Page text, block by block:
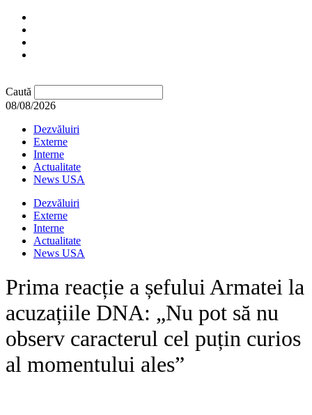
Caută
08/08/2026
Dezvăluiri
Externe
Interne
Actualitate
News USA
Dezvăluiri
Externe
Interne
Actualitate
News USA
Prima reacție a șefului Armatei la
acuzațiile DNA: „Nu pot să nu
observ caracterul cel puțin curios
al momentului ales”